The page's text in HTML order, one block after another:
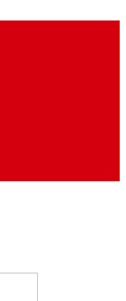
области на сайте